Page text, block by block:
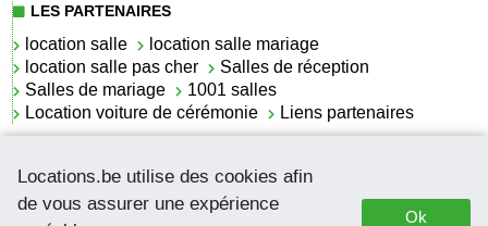
Locations.be utilise des cookies afin
de vous assurer une expérience
Ok
LES PARTENAIRES
location salle
location salle mariage
location salle pas cher
Salles de réception
Salles de mariage
1001 salles
Location voiture de cérémonie
Liens partenaires
La location de lettrage pour mariage
La salle de réception pour mariage en Belgique